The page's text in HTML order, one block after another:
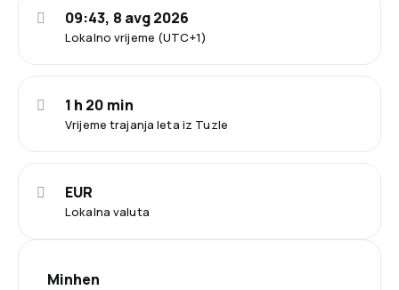
Lokalno vrijeme (UTC+1)
09:43, 8 avg 2026
Vrijeme trajanja leta iz Tuzle
1 h 20 min
Lokalna valuta
EUR
Minhen